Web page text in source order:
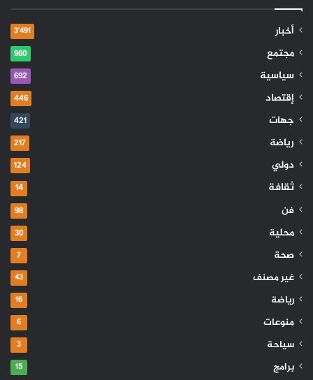
أخبار 3٬491
مجتمع 960
سياسية 692
إقتصاد 446
جهات 421
رياضة 217
دولي 124
ثقافة 14
فن 98
محلية 30
صحة 7
غير مصنف 43
رياضة 16
منوعات 6
سياحة 3
برامج 15